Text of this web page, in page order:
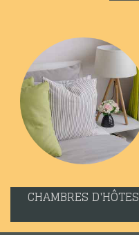
CHAMBRES D'HÔTES